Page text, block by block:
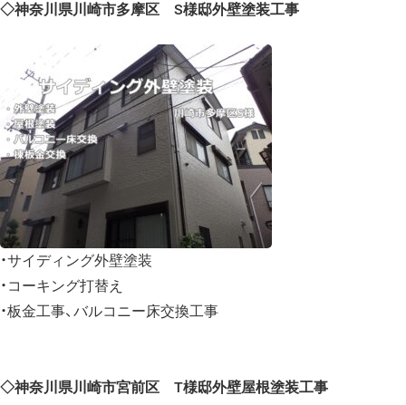
◇神奈川県川崎市多摩区 S様邸外壁塗装工事
・サイディング外壁塗装
・コーキング打替え
・板金工事、バルコニー床交換工事
◇神奈川県川崎市宮前区 T様邸外壁屋根塗装工事